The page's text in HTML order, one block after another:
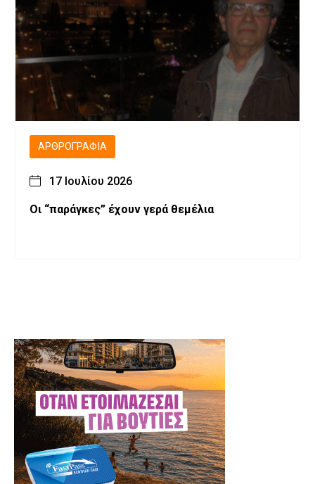
ΑΡΘΡΟΓΡΑΦΊΑ
17 Ιουλίου 2026
Οι “παράγκες” έχουν γερά θεμέλια